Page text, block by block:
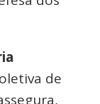
de